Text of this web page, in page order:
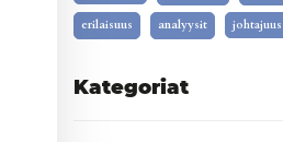
erilaisuus analyysit johtajuus
Kategoriat